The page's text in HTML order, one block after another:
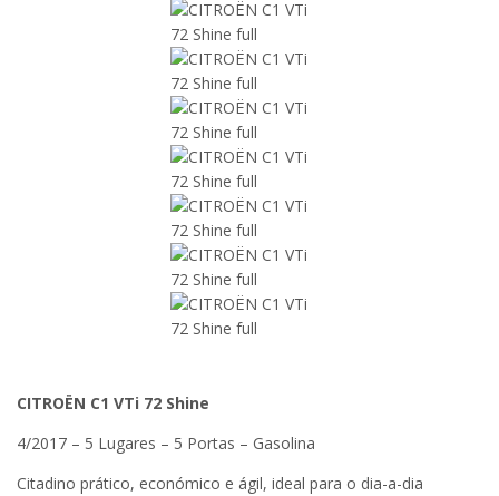
CITROËN C1 VTi 72 Shine
4/2017 – 5 Lugares – 5 Portas – Gasolina
Citadino prático, económico e ágil, ideal para o dia-a-dia